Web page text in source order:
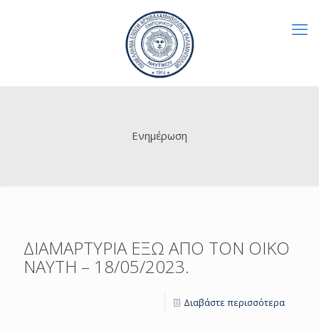
Ενημέρωση
ΔΙΑΜΑΡΤΥΡΙΑ ΕΞΩ ΑΠΟ ΤΟΝ ΟΙΚΟ
ΝΑΥΤΗ – 18/05/2023.
Διαβάστε περισσότερα